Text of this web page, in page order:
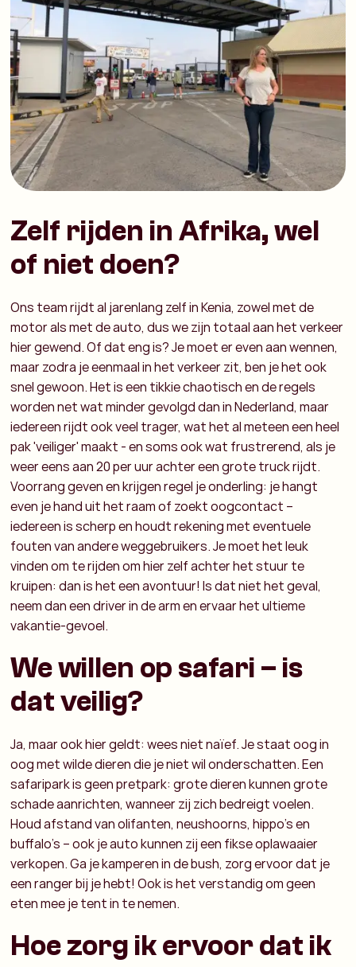
Zelf rijden in Afrika, wel
of niet doen?
Ons team rijdt al jarenlang zelf in Kenia, zowel met de
motor als met de auto, dus we zijn totaal aan het verkeer
hier gewend. Of dat eng is? Je moet er even aan wennen,
maar zodra je eenmaal in het verkeer zit, ben je het ook
snel gewoon. Het is een tikkie chaotisch en de regels
worden net wat minder gevolgd dan in Nederland, maar
iedereen rijdt ook veel trager, wat het al meteen een heel
pak 'veiliger' maakt - en soms ook wat frustrerend, als je
weer eens aan 20 per uur achter een grote truck rijdt.
Voorrang geven en krijgen regel je onderling: je hangt
even je hand uit het raam of zoekt oogcontact –
iedereen is scherp en houdt rekening met eventuele
fouten van andere weggebruikers. Je moet het leuk
vinden om te rijden om hier zelf achter het stuur te
kruipen: dan is het een avontuur! Is dat niet het geval,
neem dan een driver in de arm en ervaar het ultieme
vakantie-gevoel.
We willen op safari – is
dat veilig?
Ja, maar ook hier geldt: wees niet naïef. Je staat oog in
oog met wilde dieren die je niet wil onderschatten. Een
safaripark is geen pretpark: grote dieren kunnen grote
schade aanrichten, wanneer zij zich bedreigt voelen.
Houd afstand van olifanten, neushoorns, hippo’s en
buffalo’s – ook je auto kunnen zij een fikse oplawaaier
verkopen. Ga je kamperen in de bush, zorg ervoor dat je
een ranger bij je hebt! Ook is het verstandig om geen
eten mee je tent in te nemen.
Hoe zorg ik ervoor dat ik